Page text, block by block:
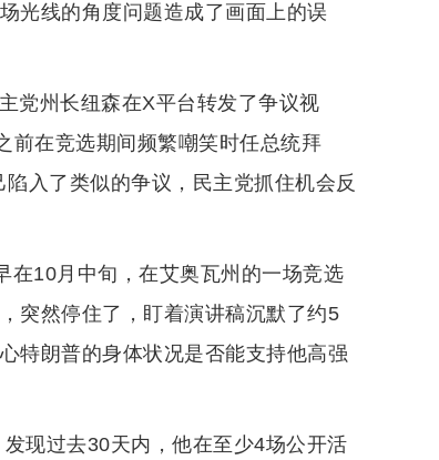
光线的角度问题造成了画面上的误
党州长纽森在X平台转发了争议视
前在竞选期间频繁嘲笑时任总统拜
入了类似的争议，民主党抓住机会反
在10月中旬，在艾奥瓦州的一场竞选
突然停住了，盯着演讲稿沉默了约5
特朗普的身体状况是否能支持他高强
现过去30天内，他在至少4场公开活